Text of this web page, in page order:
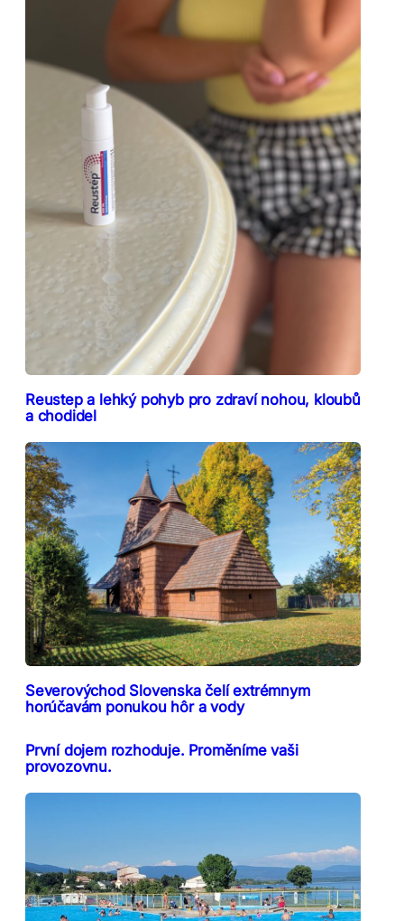
Reustep a lehký pohyb pro zdraví nohou, kloubů
a chodidel
Severovýchod Slovenska čelí extrémnym
horúčavám ponukou hôr a vody
První dojem rozhoduje. Proměníme vaši
provozovnu.